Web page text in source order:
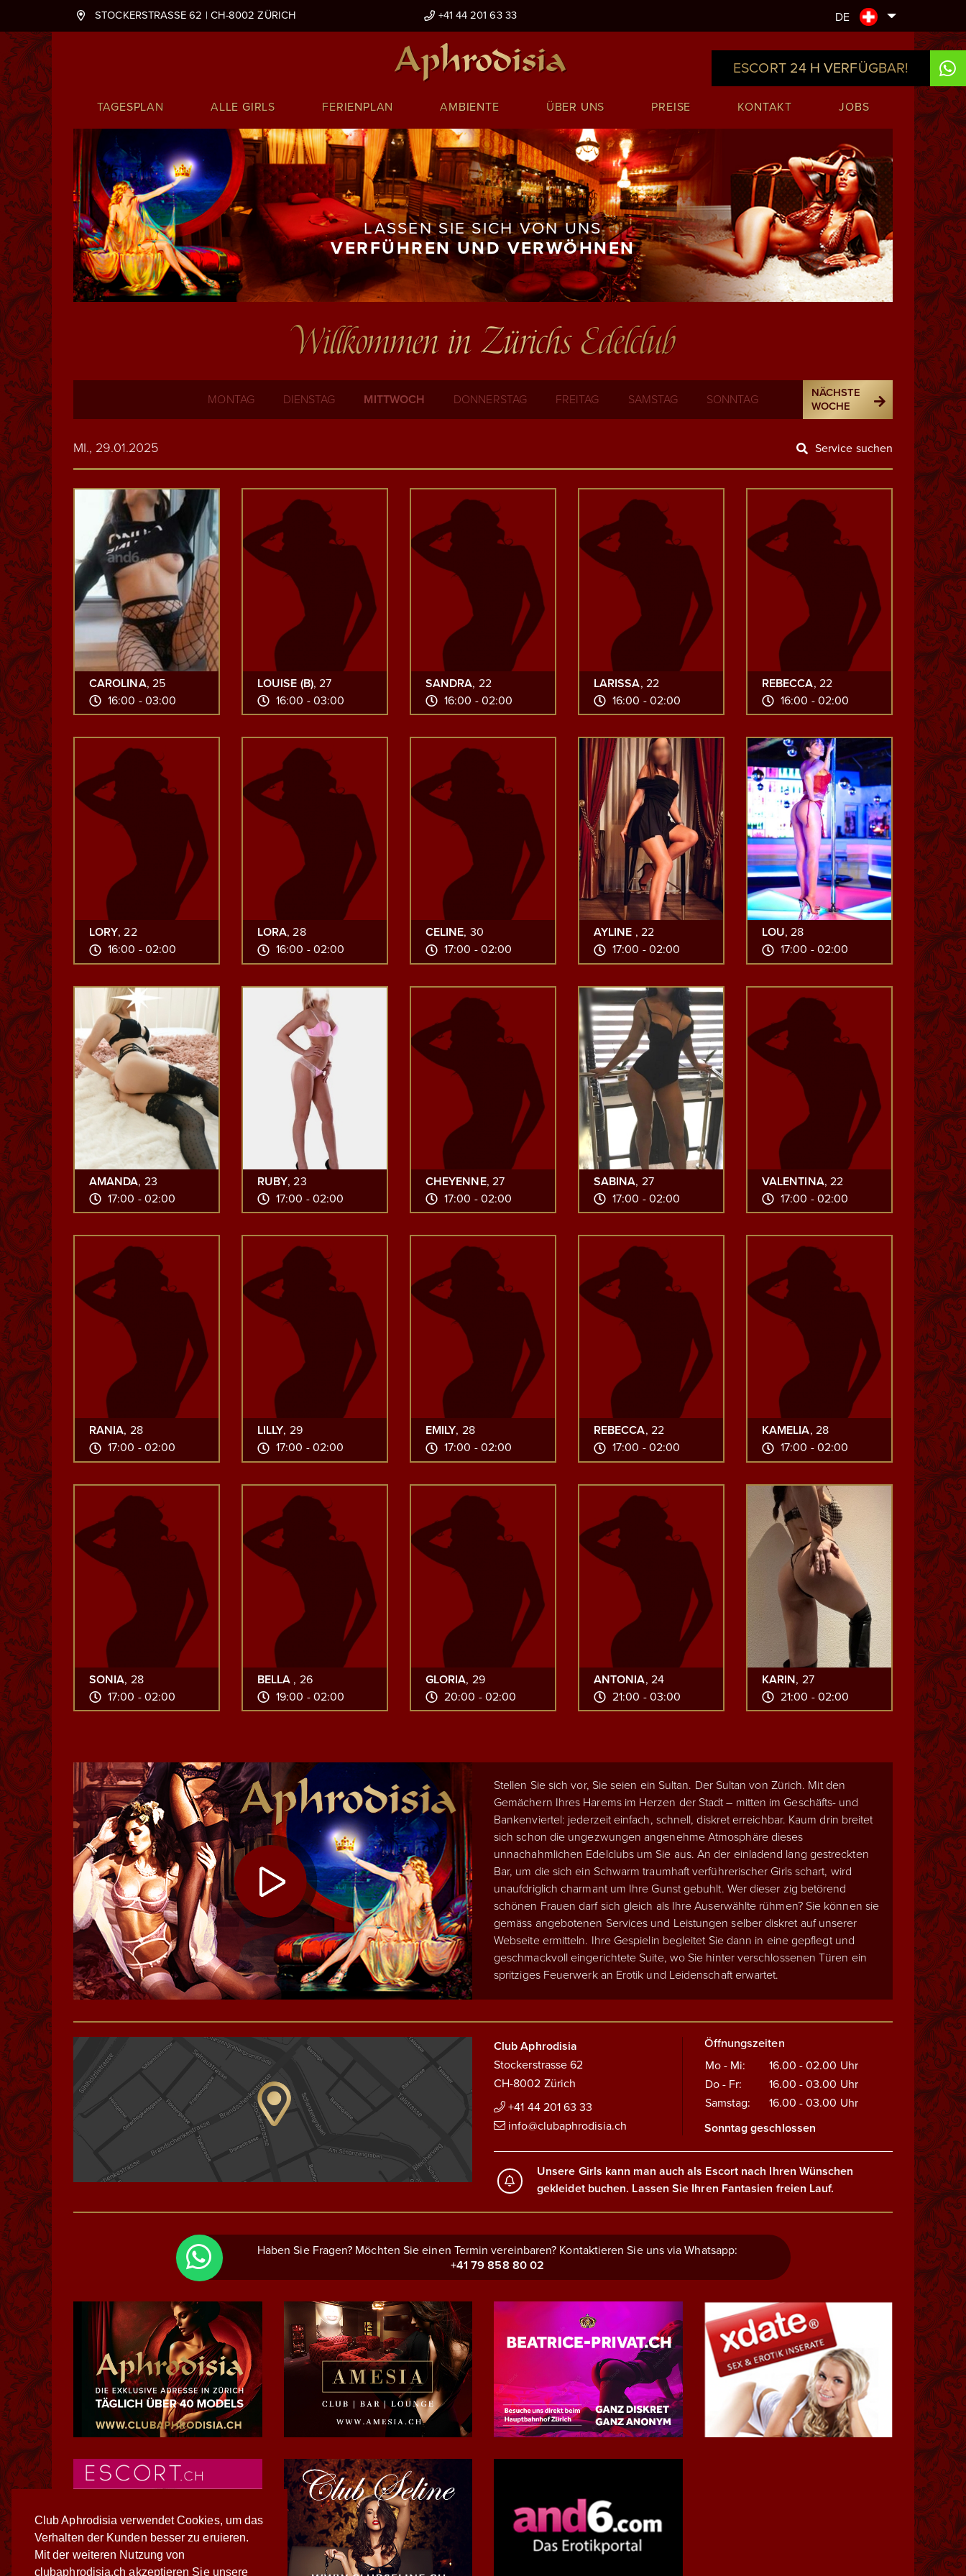
Club Aphrodisia verwendet Cookies, um das
Verhalten der Kunden besser zu eruieren.
Mit der weiteren Nutzung von
clubaphrodisia.ch akzeptieren Sie unsere
ESCORT 24 H VERFÜGBAR!
STOCKERSTRASSE 62 | CH-8002 ZÜRICH +41 44 201 63 33 DE
Hauptnavigation
TAGESPLAN ALLE GIRLS FERIENPLAN AMBIENTE ÜBER UNS PREISE KONTAKT JOBS
LASSEN SIE SICH VON UNS
VERFÜHREN UND VERWÖHNEN
Willkommen in Zürichs Edelclub
MONTAG DIENSTAG MITTWOCH DONNERSTAG FREITAG SAMSTAG SONNTAG
NÄCHSTE
WOCHE
MI., 29.01.2025 Service suchen
CAROLINA, 25
16:00 - 03:00
LOUISE (B), 27
16:00 - 03:00
SANDRA, 22
16:00 - 02:00
LARISSA, 22
16:00 - 02:00
REBECCA, 22
16:00 - 02:00
LORY, 22
16:00 - 02:00
LORA, 28
16:00 - 02:00
CELINE, 30
17:00 - 02:00
AYLINE , 22
17:00 - 02:00
LOU, 28
17:00 - 02:00
AMANDA, 23
17:00 - 02:00
RUBY, 23
17:00 - 02:00
CHEYENNE, 27
17:00 - 02:00
SABINA, 27
17:00 - 02:00
VALENTINA, 22
17:00 - 02:00
RANIA, 28
17:00 - 02:00
LILLY, 29
17:00 - 02:00
EMILY, 28
17:00 - 02:00
REBECCA, 22
17:00 - 02:00
KAMELIA, 28
17:00 - 02:00
SONIA, 28
17:00 - 02:00
BELLA , 26
19:00 - 02:00
GLORIA, 29
20:00 - 02:00
ANTONIA, 24
21:00 - 03:00
KARIN, 27
21:00 - 02:00
Stellen Sie sich vor, Sie seien ein Sultan. Der Sultan von Zürich. Mit den
Gemächern Ihres Harems im Herzen der Stadt – mitten im Geschäfts- und
Bankenviertel: jederzeit einfach, schnell, diskret erreichbar. Kaum drin breitet
sich schon die ungezwungen angenehme Atmosphäre dieses
unnachahmlichen Edelclubs um Sie aus. An der einladend lang gestreckten
Bar, um die sich ein Schwarm traumhaft verführerischer Girls schart, wird
unaufdriglich charmant um Ihre Gunst gebuhlt. Wer dieser zig betörend
schönen Frauen darf sich gleich als Ihre Auserwählte rühmen? Sie können sie
gemäss angebotenen Services und Leistungen selber diskret auf unserer
Webseite ermitteln. Ihre Gespielin begleitet Sie dann in eine gepflegt und
geschmackvoll eingerichtete Suite, wo Sie hinter verschlossenen Türen ein
spritziges Feuerwerk an Erotik und Leidenschaft erwartet.
Club Aphrodisia
Stockerstrasse 62
CH-8002 Zürich
+41 44 201 63 33
info@clubaphrodisia.ch
Öffnungszeiten
Mo - Mi:
16.00 - 02.00 Uhr
Do - Fr:
16.00 - 03.00 Uhr
Samstag:
16.00 - 03.00 Uhr
Sonntag geschlossen
Unsere Girls kann man auch als Escort nach Ihren Wünschen
gekleidet buchen. Lassen Sie Ihren Fantasien freien Lauf.
Haben Sie Fragen? Möchten Sie einen Termin vereinbaren? Kontaktieren Sie uns via Whatsapp:
+41 79 858 80 02